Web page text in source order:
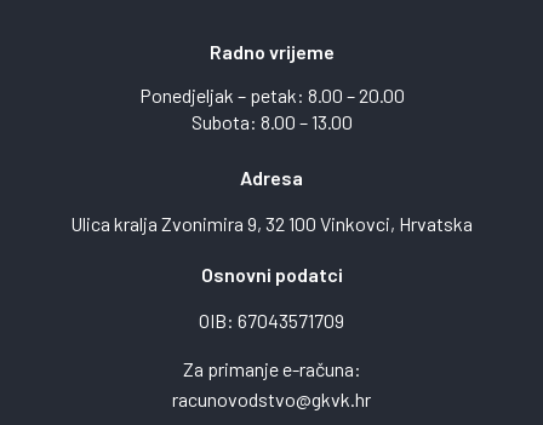
Radno vrijeme
Ponedjeljak – petak: 8.00 – 20.00
Subota: 8.00 – 13.00
Adresa
Ulica kralja Zvonimira 9, 32 100 Vinkovci, Hrvatska
Osnovni podatci
OIB: 67043571709
Za primanje e-računa:
racunovodstvo@gkvk.hr